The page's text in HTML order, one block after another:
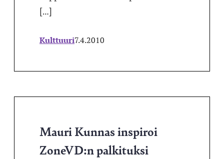
[…]
Kulttuuri7.4.2010
Mauri Kunnas inspiroi
ZoneVD:n palkituksi